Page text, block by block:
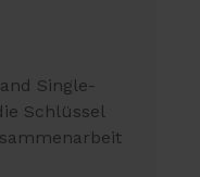
Single-
Schlüssel